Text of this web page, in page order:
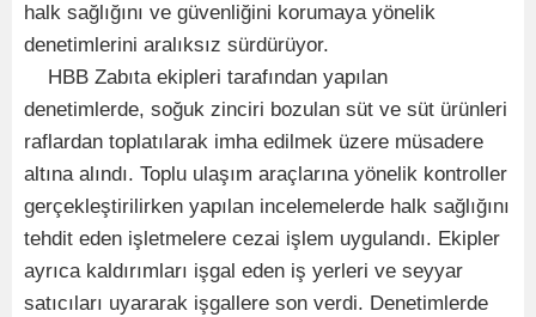
halk sağlığını ve güvenliğini korumaya yönelik
denetimlerini aralıksız sürdürüyor.
HBB Zabıta ekipleri tarafından yapılan
denetimlerde, soğuk zinciri bozulan süt ve süt ürünleri
raflardan toplatılarak imha edilmek üzere müsadere
altına alındı. Toplu ulaşım araçlarına yönelik kontroller
gerçekleştirilirken yapılan incelemelerde halk sağlığını
tehdit eden işletmelere cezai işlem uygulandı. Ekipler
ayrıca kaldırımları işgal eden iş yerleri ve seyyar
satıcıları uyararak işgallere son verdi. Denetimlerde